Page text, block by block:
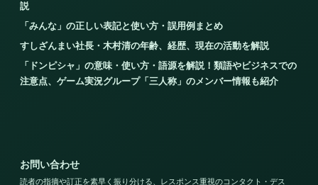
説
「みんな」の正しい表記と使い方・誤用例まとめ
すしざんまい社長・木村清の年齢、経歴、現在の活動を解説
「ドンピシャ」の意味・使い方・語源を解説！類語やビジネスでの
注意点、ゲーム実況グループ「三人称」のメンバー情報も紹介
お問い合わせ
読者の指摘や訂正を素早く振り分ける、レスポンス重視のコンタクト・デス